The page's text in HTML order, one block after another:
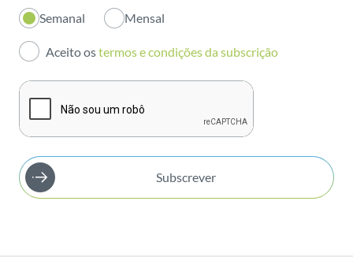
Investidores
Publicações
Semanal Mensal
Aceito ostermos e condições da subscrição
Subscrever